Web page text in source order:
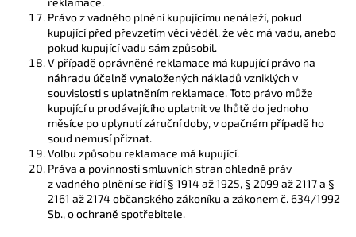
Právo z vadného plnění kupujícímu nenáleží, pokud
kupující před převzetím věci věděl, že věc má vadu, anebo
pokud kupující vadu sám způsobil.
V případě oprávněné reklamace má kupující právo na
náhradu účelně vynaložených nákladů vzniklých v
souvislosti s uplatněním reklamace. Toto právo může
kupující u prodávajícího uplatnit ve lhůtě do jednoho
měsíce po uplynutí záruční doby, v opačném případě ho
soud nemusí přiznat.
Volbu způsobu reklamace má kupující.
Práva a povinnosti smluvních stran ohledně práv
z vadného plnění se řídí § 1914 až 1925, § 2099 až 2117 a §
2161 až 2174 občanského zákoníku a zákonem č. 634/1992
Sb., o ochraně spotřebitele.